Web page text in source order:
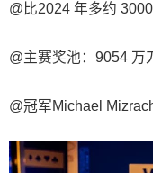
@比2024 年多约
@主赛奖池：9054 万
@冠军Michael